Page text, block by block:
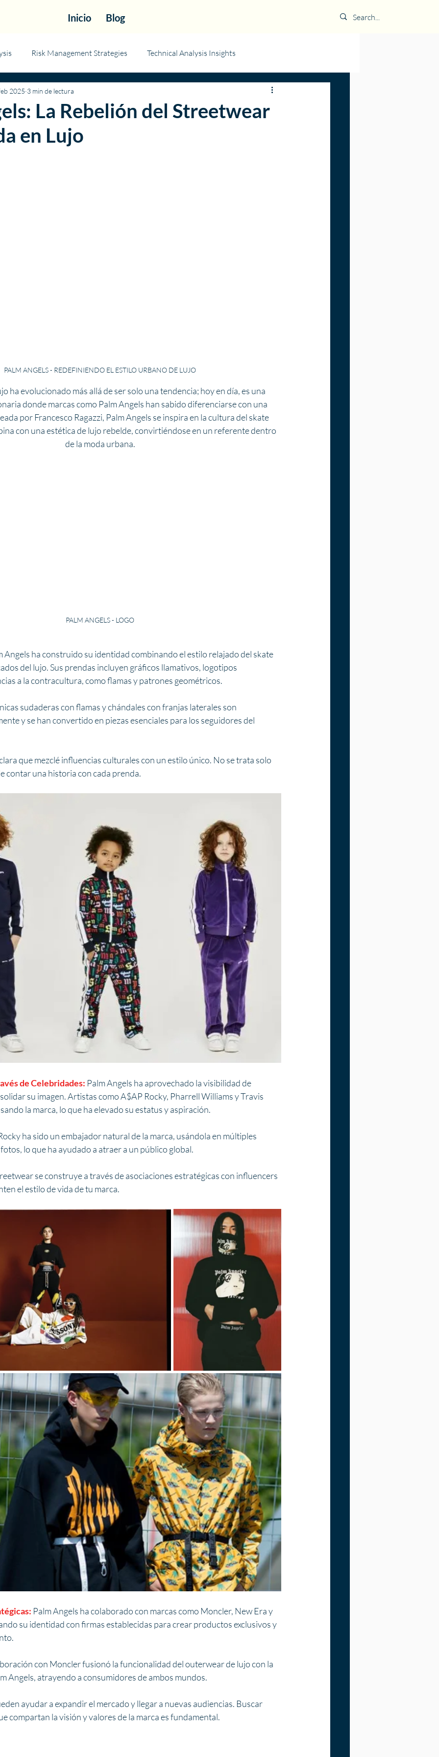
Inicio Blog
Risk Management Strategies Technical Analysis Insights
La Rebelión del Streetwear
en Lujo
2025 3 min de lectura
PALM ANGELS - REDEFINIENDO EL ESTILO URBANO DE LUJO
ha evolucionado más allá de ser solo una tendencia; hoy en día, es una
donde marcas como Palm Angels han sabido diferenciarse con una
por Francesco Ragazzi, Palm Angels se inspira en la cultura del skate
con una estética de lujo rebelde, convirtiéndose en un referente dentro
de la moda urbana.
PALM ANGELS - LOGO
Angels ha construido su identidad combinando el estilo relajado del skate
del lujo. Sus prendas incluyen gráficos llamativos, logotipos
a la contracultura, como flamas y patrones geométricos.
sudaderas con flamas y chándales con franjas laterales son
y se han convertido en piezas esenciales para los seguidores del
que mezclé influencias culturales con un estilo único. No se trata solo
contar una historia con cada prenda.
de Celebridades: Palm Angels ha aprovechado la visibilidad de
su imagen. Artistas como A$AP Rocky, Pharrell Williams y Travis
la marca, lo que ha elevado su estatus y aspiración.
ha sido un embajador natural de la marca, usándola en múltiples
lo que ha ayudado a atraer a un público global.
se construye a través de asociaciones estratégicas con influencers
el estilo de vida de tu marca.
Palm Angels ha colaborado con marcas como Moncler, New Era y
su identidad con firmas establecidas para crear productos exclusivos y
con Moncler fusionó la funcionalidad del outerwear de lujo con la
Angels, atrayendo a consumidores de ambos mundos.
ayudar a expandir el mercado y llegar a nuevas audiencias. Buscar
compartan la visión y valores de la marca es fundamental.